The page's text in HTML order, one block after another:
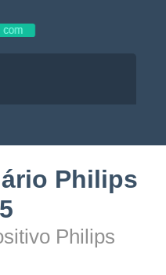
Philips
Philips